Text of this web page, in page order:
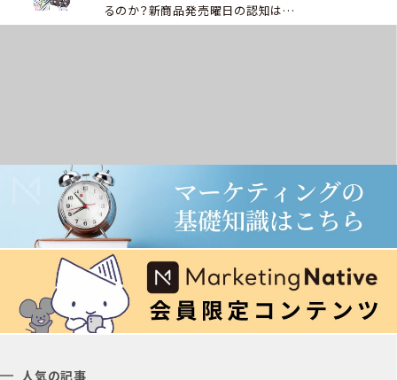
るのか？新商品発売曜日の認知は…
人気の記事